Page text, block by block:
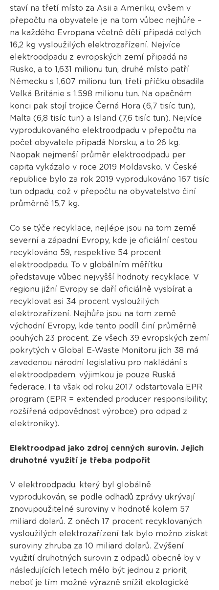
staví na třetí místo za Asii a Ameriku, ovšem v
přepočtu na obyvatele je na tom vůbec nejhůře –
na každého Evropana včetně dětí připadá celých
16,2 kg vysloužilých elektrozařízení. Nejvíce
elektroodpadu z evropských zemí připadá na
Rusko, a to 1,631 milionu tun, druhé místo patří
Německu s 1,607 milionu tun, třetí příčku obsadila
Velká Británie s 1,598 milionu tun. Na opačném
konci pak stojí trojice Černá Hora (6,7 tisíc tun),
Malta (6,8 tisíc tun) a Island (7,6 tisíc tun). Nejvíce
vyprodukovaného elektroodpadu v přepočtu na
počet obyvatele připadá Norsku, a to 26 kg.
Naopak nejmenší průměr elektroodpadu per
capita vykázalo v roce 2019 Moldavsko. V České
republice bylo za rok 2019 vyprodukováno 167 tisíc
tun odpadu, což v přepočtu na obyvatelstvo činí
průměrně 15,7 kg.
Co se týče recyklace, nejlépe jsou na tom země
severní a západní Evropy, kde je oficiální cestou
recyklováno 59, respektive 54 procent
elektroodpadu. To v globálním měřítku
představuje vůbec nejvyšší hodnoty recyklace. V
regionu jižní Evropy se daří oficiálně vysbírat a
recyklovat asi 34 procent vysloužilých
elektrozařízení. Nejhůře jsou na tom země
východní Evropy, kde tento podíl činí průměrně
pouhých 23 procent. Ze všech 39 evropských zemí
pokrytých v Global E-Waste Monitoru jich 38 má
zavedenou národní legislativu pro nakládání s
elektroodpadem, výjimkou je pouze Ruská
federace. I ta však od roku 2017 odstartovala EPR
program (EPR = extended producer responsibility;
rozšířená odpovědnost výrobce) pro odpad z
elektroniky).
Elektroodpad jako zdroj cenných surovin. Jejich
druhotné využití je třeba podpořit
V elektroodpadu, který byl globálně
vyprodukován, se podle odhadů zprávy ukrývají
znovupoužitelné suroviny v hodnotě kolem 57
miliard dolarů. Z oněch 17 procent recyklovaných
vysloužilých elektrozařízení tak bylo možno získat
suroviny zhruba za 10 miliard dolarů. Zvýšení
využití druhotných surovin z odpadů obecně by v
následujících letech mělo být jednou z priorit,
neboť je tím možné výrazně snížit ekologické